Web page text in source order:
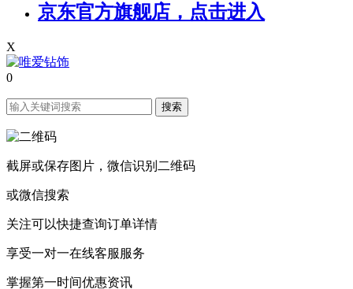
京东官方旗舰店，点击进入
X
0
搜索
截屏或保存图片，微信识别二维码
或微信搜索
关注可以快捷查询订单详情
享受一对一在线客服服务
掌握第一时间优惠资讯